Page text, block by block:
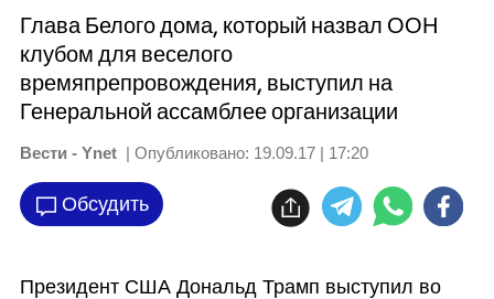
Глава Белого дома, который назвал ООН
клубом для веселого
времяпрепровождения, выступил на
Генеральной ассамблее организации
Вести - Ynet | Опубликовано: 19.09.17 | 17:20
Обсудить
Президент США Дональд Трамп выступил во